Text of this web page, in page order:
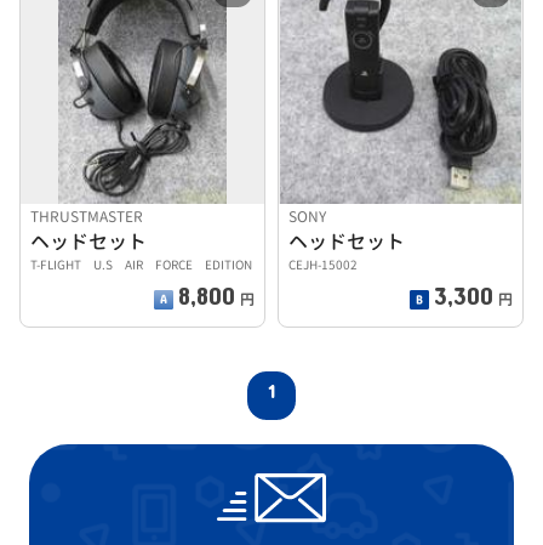
THRUSTMASTER
ヘッドセット
T-FLIGHT U.S AIR FORCE EDITION
8,800 円
SONY
ヘッドセット
CEJH-15002
3,300 円
1